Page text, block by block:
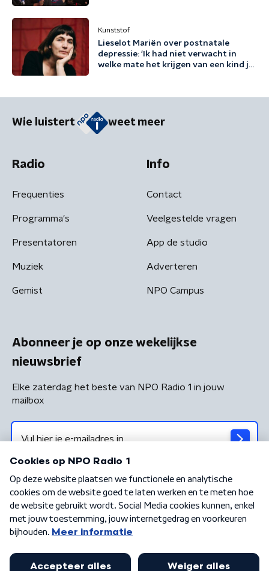
Kunststof
Lieselot Mariën over postnatale
depressie: 'Ik had niet verwacht in
welke mate het krijgen van een kind je
Wie luistert weet meer
Radio
Frequenties
Programma's
Presentatoren
Muziek
Gemist
Info
Contact
Veelgestelde vragen
App de studio
Adverteren
NPO Campus
Abonneer je op onze wekelijkse
nieuwsbrief
Elke zaterdag het beste van NPO Radio 1 in jouw
mailbox
Algemene voorwaarden